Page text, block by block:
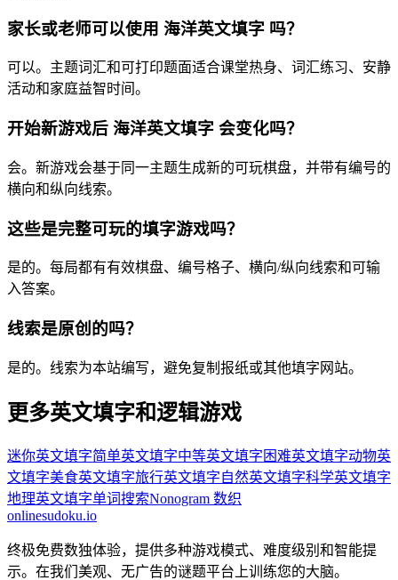
家长或老师可以使用 海洋英文填字 吗？
可以。主题词汇和可打印题面适合课堂热身、词汇练习、安静
活动和家庭益智时间。
开始新游戏后 海洋英文填字 会变化吗？
会。新游戏会基于同一主题生成新的可玩棋盘，并带有编号的
横向和纵向线索。
这些是完整可玩的填字游戏吗？
是的。每局都有有效棋盘、编号格子、横向/纵向线索和可输
入答案。
线索是原创的吗？
是的。线索为本站编写，避免复制报纸或其他填字网站。
更多英文填字和逻辑游戏
迷你英文填字简单英文填字中等英文填字 困难英文填字动物英
文填字美食英文填字旅行英文填字自然英文填字科学英文填字
地理英文填字单词搜索Nonogram 数织
onlinesudoku.io
终极免费数独体验，提供多种游戏模式、难度级别和智能提
示。在我们美观、无广告的谜题平台上训练您的大脑。